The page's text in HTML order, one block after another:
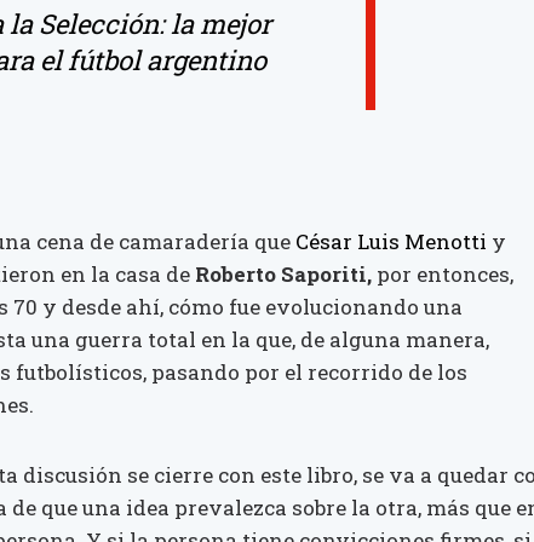
Selección: la mejor
el fútbol argentino
cena de camaradería que César Luis Menotti y
en la casa de Roberto Saporiti, por entonces,
70 y desde ahí, cómo fue evolucionando una
una guerra total en la que, de alguna manera,
futbolísticos, pasando por el recorrido de los
discusión se cierre con este libro, se va a quedar
que una idea prevalezca sobre la otra, más que